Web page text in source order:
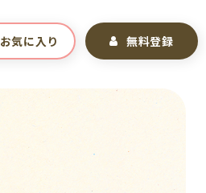
お気に入り 無料登録